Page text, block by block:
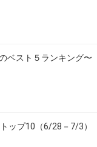
ベスト５ランキング〜
ップ10（6/28－7/3）